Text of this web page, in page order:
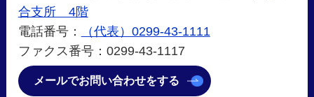
合支所 4階
電話番号：
（代表）0299-43-1111
ファクス番号：0299-43-1117
メールでお問い合わせをする